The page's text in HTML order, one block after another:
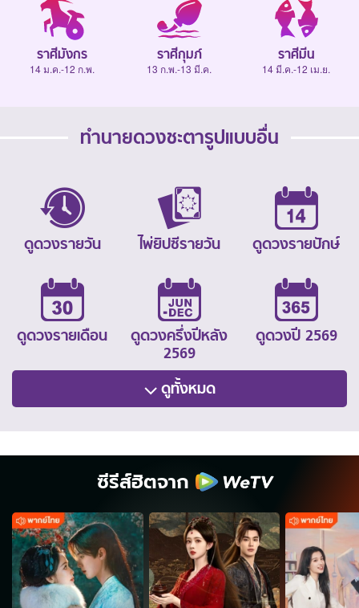
ราศีมังกร
14 ม.ค.-12 ก.พ.
ราศีกุมภ์
13 ก.พ.-13 มี.ค.
ราศีมีน
14 มี.ค.-12 เม.ย.
ทำนายดวงชะตารูปแบบอื่น
ดูดวงรายวัน ไพ่ยิปซีรายวัน ดูดวงรายปักษ์
ดูดวงรายเดือน
ดูดวงครึ่งปีหลัง
2569
ดูดวงปี 2569
ดูทั้งหมด
ซีรีส์ฮิตจาก